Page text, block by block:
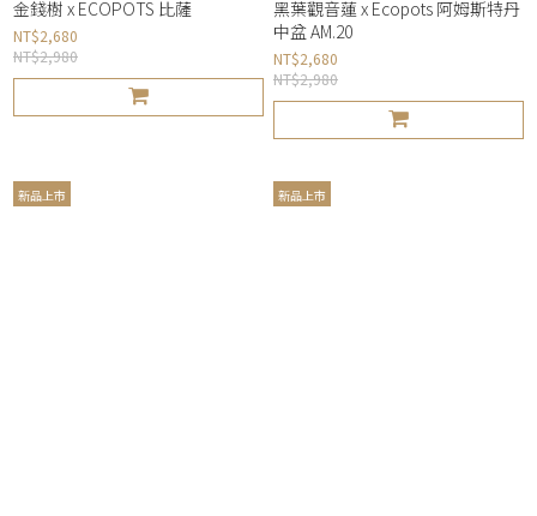
金錢樹 x ECOPOTS 比薩
NT$2,680
NT$2,980
黑葉觀音蓮 x Ecopots 阿姆斯特丹
中盆 AM.20
NT$2,680
NT$2,980
新品上市 新品上市